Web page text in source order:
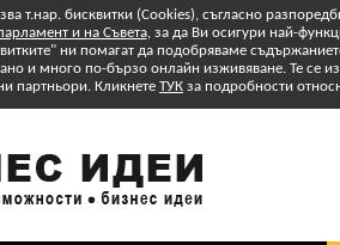
т.нар. бисквитки (Cookies), съгласно
и на Съвета, за да Ви осигури най-
ни помагат да подобряваме
и много по-бързо онлайн изживяване. Те се
партньори. Кликнете ТУК за подробности